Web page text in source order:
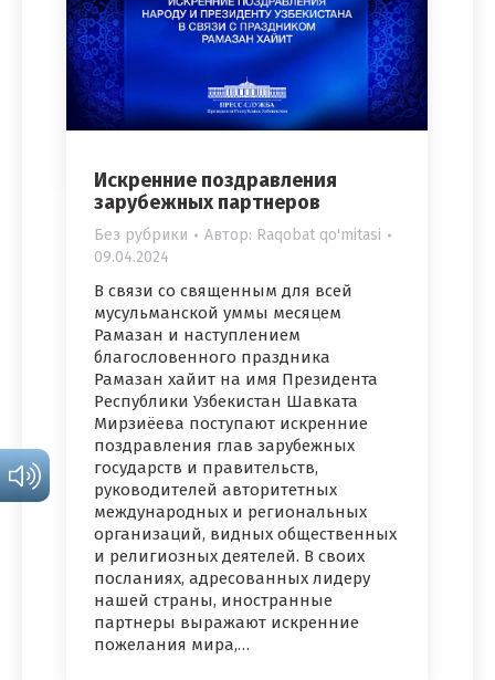
Искренние поздравления
зарубежных партнеров
Без рубрики Автор: Raqobat qo'mitasi
09.04.2024
В связи со священным для всей
мусульманской уммы месяцем
Рамазан и наступлением
благословенного праздника
Рамазан хайит на имя Президента
Республики Узбекистан Шавката
Мирзиёева поступают искренние
поздравления глав зарубежных
государств и правительств,
руководителей авторитетных
международных и региональных
организаций, видных общественных
и религиозных деятелей. В своих
посланиях, адресованных лидеру
нашей страны, иностранные
партнеры выражают искренние
пожелания мира,…